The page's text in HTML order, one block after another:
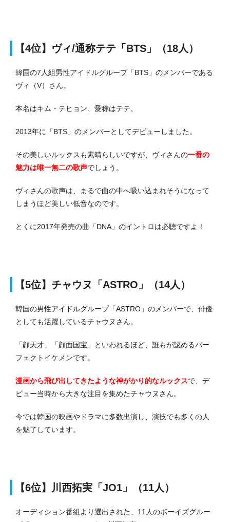
【4位】ヴィ/通称テテ「BTS」（18人）
韓国の7人組男性アイドルグループ「BTS」のメンバーである
ヴィ（V）さん。
本名はキム・テヒョン、愛称はテテ。
2013年に「BTS」のメンバーとしてデビューしました。
その美しいルックスも素晴らしいですが、ヴィさんの一番の
魅力は唯一無二の歌声でしょう。
ヴィさんの歌声は、まるで曲の中へ吸い込まれそうになって
しまうほど美しい低音なのです。
とくに2017年発売の曲「DNA」のイントロは必聴ですよ！
【5位】チャウヌ「ASTRO」（14人）
韓国の男性アイドルグループ「ASTRO」のメンバーで、俳優
としても活躍しているチャウヌさん。
「顔天才」「顔面国宝」といわれるほど、誰もが認めるパー
フェクトイケメンです。
漫画から飛び出してきたような神がかり的なルックスで、デ
ビュー当時から大きな注目を集めたチャウヌさん。
今では韓国の映画やドラマに多数出演し、演技でも多くの人
を魅了しています。
【6位】 川西拓実「JO1」（11人）
オーディション番組より選出された、11人のボーイズグルー